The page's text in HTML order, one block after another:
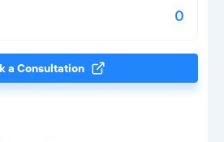
0
a Consultation